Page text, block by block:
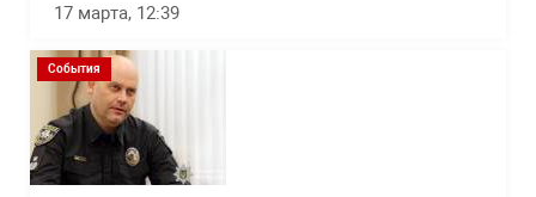
17 марта, 12:39
События